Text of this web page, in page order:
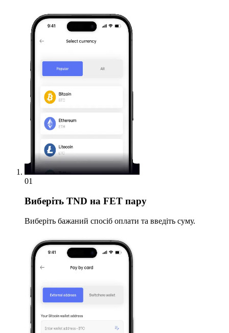
01
Виберіть TND на FET пару
Виберіть бажаний спосіб оплати та введіть суму.